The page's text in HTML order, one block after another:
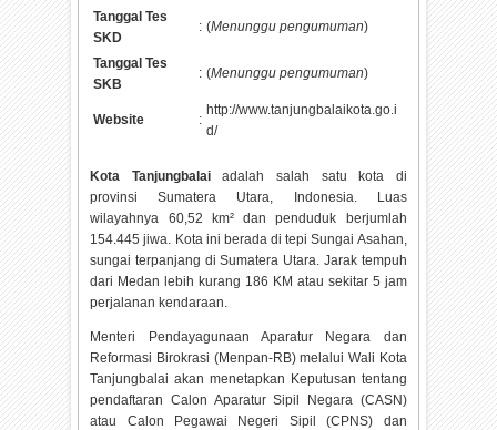
Tanggal Tes
SKD
: (Menunggu pengumuman)
Tanggal Tes
SKB
: (Menunggu pengumuman)
Website :
http://www.tanjungbalaikota.go.i
d/
Kota Tanjungbalaiadalah salah satu kota di
provinsi Sumatera Utara, Indonesia. Luas
wilayahnya 60,52 km² dan penduduk berjumlah
154.445 jiwa. Kota ini berada di tepi Sungai Asahan,
sungai terpanjang di Sumatera Utara. Jarak tempuh
dari Medan lebih kurang 186 KM atau sekitar 5 jam
perjalanan kendaraan.
Menteri Pendayagunaan Aparatur Negara dan
Reformasi Birokrasi (Menpan-RB) melalui Wali Kota
Tanjungbalai akan menetapkan Keputusan tentang
pendaftaran Calon Aparatur Sipil Negara (CASN)
atau Calon Pegawai Negeri Sipil (CPNS) dan